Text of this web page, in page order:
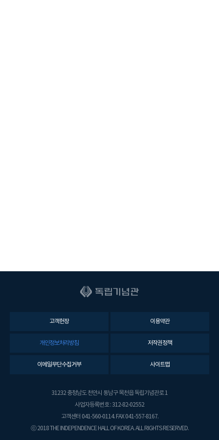
고객헌장 이용약관
개인정보처리방침 저작권정책
이메일무단수집거부 사이트맵
31232 충청남도 천안시 동남구 목천읍 독립기념관로 1
사업자등록번호 : 312-82-02552
고객센터 041-560-0114. FAX 041-557-8167.
ⓒ 2018 THE INDEPENDENCE HALL OF KOREA. ALL RIGHTS RESERVED.